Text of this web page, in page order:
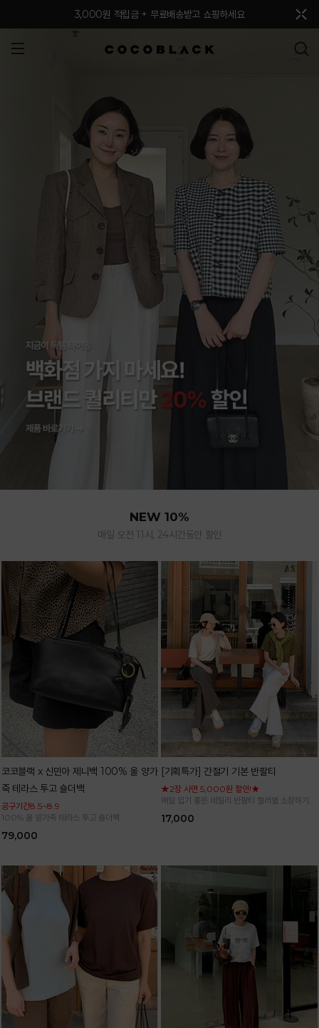
3,000원 적립금 + 무료배송받고 쇼핑하세요
NEW 10%
매일 오전 11시, 24시간동안 할인
코코블랙 x 신민아 제니백 100% 올 양가
죽 테라스 투고 숄더백
공구기간8.5~8.9
100% 올 양가죽 테라스 투고 숄더백
79,000
[기획특가] 간절기 기본 반팔티
★2장 사면 5,000원 할인!★
매일 입기 좋은 데일리 반팔티 컬러별 소장하기
17,000